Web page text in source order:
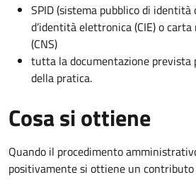
SPID (sistema pubblico di
d’identità elettronica (CIE) o
(CNS)
tutta la documentazione prevista
della pratica.
Cosa si ottiene
Quando il procedimento
positivamente si ottiene un contributo